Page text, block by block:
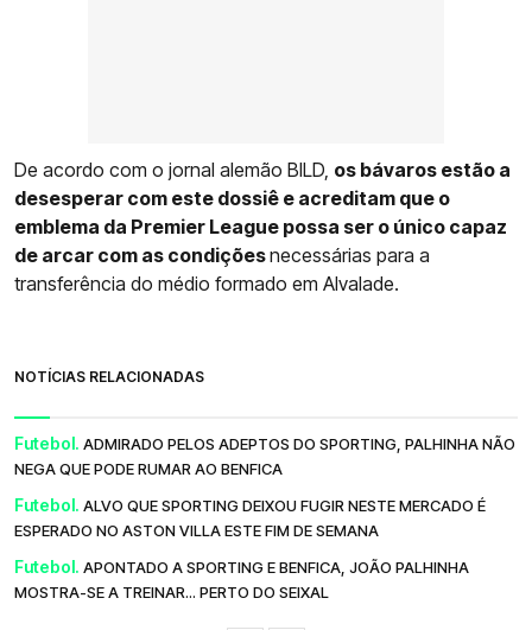
De acordo com o jornal alemão BILD, os bávaros estão a
desesperar com este dossiê e acreditam que o
emblema da Premier League possa ser o único capaz
de arcar com as condiçõesnecessárias para a
transferência do médio formado em Alvalade.
NOTÍCIAS RELACIONADAS
Futebol. ADMIRADO PELOS ADEPTOS DO SPORTING, PALHINHA NÃO
NEGA QUE PODE RUMAR AO BENFICA
Futebol. ALVO QUE SPORTING DEIXOU FUGIR NESTE MERCADO É
ESPERADO NO ASTON VILLA ESTE FIM DE SEMANA
Futebol. APONTADO A SPORTING E BENFICA, JOÃO PALHINHA
MOSTRA-SE A TREINAR... PERTO DO SEIXAL